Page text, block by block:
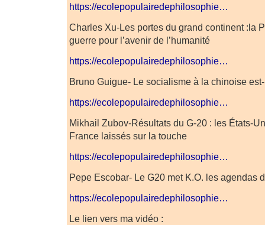
https://ecolepopulairedephilosophie…
Charles Xu-Les portes du grand continent :la
guerre pour l’avenir de l’humanité
https://ecolepopulairedephilosophie…
Bruno Guigue- Le socialisme à la chinoise
https://ecolepopulairedephilosophie…
Mikhail Zubov-Résultats du G-20 : les États-
France laissés sur la touche
https://ecolepopulairedephilosophie…
Pepe Escobar- Le G20 met K.O. les agendas
https://ecolepopulairedephilosophie…
Le lien vers ma vidéo :